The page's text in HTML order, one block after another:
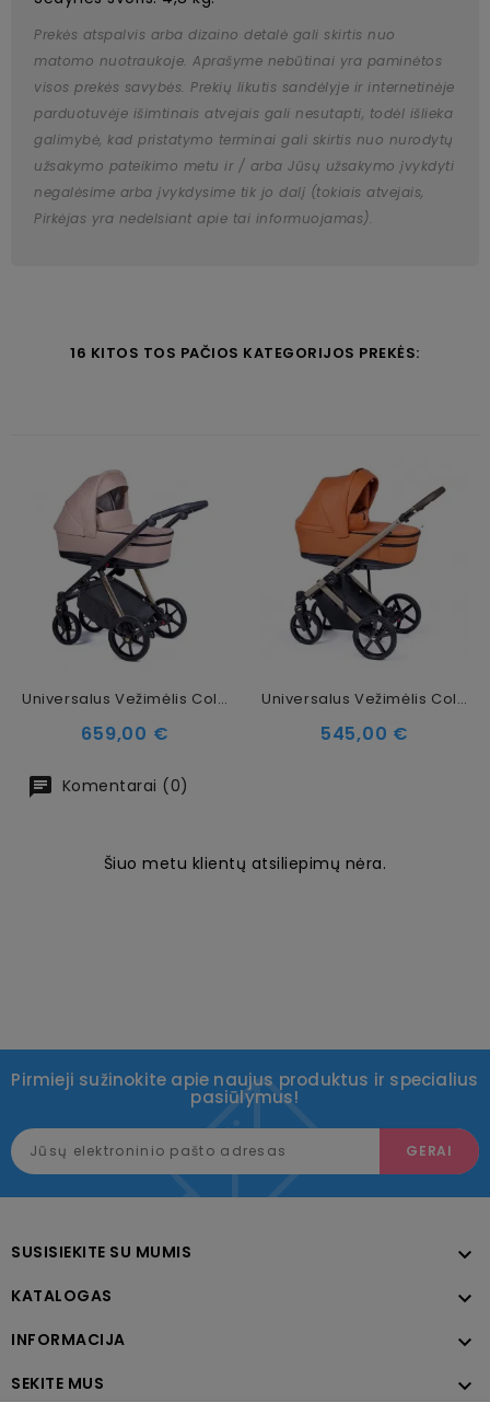
Prekės atspalvis arba dizaino detalė gali skirtis nuo
matomo nuotraukoje. Aprašyme nebūtinai yra paminėtos
visos prekės savybės. Prekių likutis sandėlyje ir internetinėje
parduotuvėje išimtinais atvejais gali nesutapti, todėl išlieka
galimybė, kad pristatymo terminai gali skirtis nuo nurodytų
užsakymo pateikimo metu ir / arba Jūsų užsakymo įvykdyti
negalėsime arba įvykdysime tik jo dalį (tokiais atvejais,
Pirkėjas yra nedelsiant apie tai informuojamas).
16 KITOS TOS PAČIOS KATEGORIJOS PREKĖS:
Universalus Vežimėlis Coletto Axiss 3in1, Auksinės Spalvos Važiuoklė AX-05
Kaina
659,00 €
Universalus Vežimėlis Coletto Fado FX 2in1, Smėlio Spalvos Važiuoklė FX-05
Kaina
545,00 €
Komentarai (0)
Šiuo metu klientų atsiliepimų nėra.
Pirmieji sužinokite apie naujus produktus ir specialius
pasiūlymus!
SUSISIEKITE SU MUMIS 
KATALOGAS 
INFORMACIJA 
SEKITE MUS 